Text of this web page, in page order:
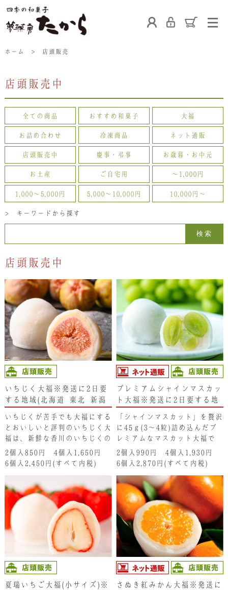
たからの和菓子 ご利用案内 お熨斗について
たからの上生菓子 たからについて 店舗案内
お問い合わせ
〒761-0101 香川県高松市春日町214
087-844-8801（受付時間 8:30〜17:30）
ホーム > 店頭販売
店頭販売中
全ての商品 おすすめ和菓子 大福
お詰め合わせ 冷凍商品 ネット通販
店頭販売中 慶事・弔事 お歳暮・お中元
お土産 ご自宅用 〜1,000円
1,000〜5,000円 5,000〜10,000円 10,000円〜
> キーワードから探す
店頭販売中
いちじく大福※発送に2日要
する地域(北海道･東北･新潟
ります。ご了承ください。
いちじくが苦手でも大福にする
とおいしいと評判のいちじく大
福は、新鮮な香川のいちじくの
香りを丸ごと包んだ至福の味わ
いです。
2個入850円 4個入1,650円
6個入2,450円(すべて内税)
プレミアムシャインマスカッ
ト大福※発送に2日要する地
縄県）は注文不可となりま
す。ご了承ください。
「シャインマスカット」を贅沢
に45ｇ(3～4粒)詰め込んだプ
レミアムなマスカット大福で
す。リキュール酒で香り付けし
た「特製マスカット餡」とたっ
ーモニーは驚きの味わいです。
2個入990円 4個入1,930円
6個入2,870円(すべて内税)
夏瑞いちご大福(小サイズ)※
さぬき紅みかん大福※発送に